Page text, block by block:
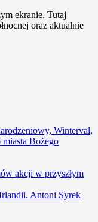
ekranie. Tutaj
oraz aktualnie
Winterval,
Bożego
akcji w przyszłym
Antoni Syrek